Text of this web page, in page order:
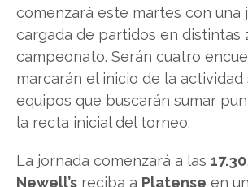
comenzará este martes con una
cargada de partidos en distintas
campeonato. Serán cuatro
marcarán el inicio de la actividad
equipos que buscarán sumar
la recta inicial del torneo.
La jornada comenzará a las 17.30
Newell’s reciba a Platense en